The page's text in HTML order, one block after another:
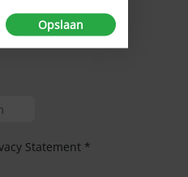
Statement *
Opslaan